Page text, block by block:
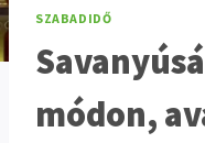
SZABADIDŐ
módon,